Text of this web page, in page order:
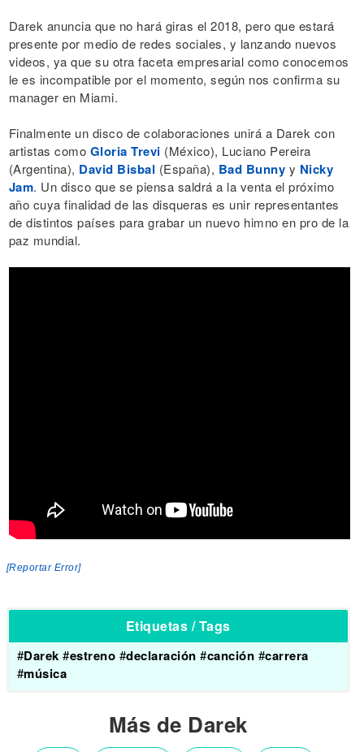
Darek anuncia que no hará giras el 2018, pero que estará
presente por medio de redes sociales, y lanzando nuevos
videos, ya que su otra faceta empresarial como conocemos
le es incompatible por el momento, según nos confirma su
manager en Miami.
Finalmente un disco de colaboraciones unirá a Darek con
artistas como Gloria Trevi (México), Luciano Pereira
(Argentina), David Bisbal (España), Bad Bunny y Nicky
Jam. Un disco que se piensa saldrá a la venta el próximo
año cuya finalidad de las disqueras es unir representantes
de distintos países para grabar un nuevo himno en pro de la
paz mundial.
[Reportar Error]
Etiquetas / Tags
#Darek #estreno #declaración #canción #carrera
#música
Más de Darek